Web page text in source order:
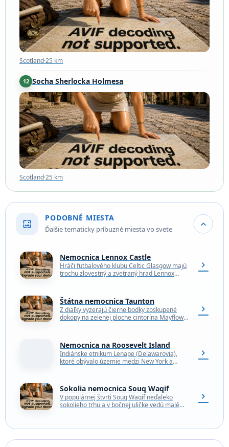
Scotland·25 km
12 Socha Sherlocka Holmesa
Scotland·25 km
Scotland·25 km
wallpaper
PODOBNÉ MIESTA
Ďalšie tematicky príbuzné miesta vo svete expand_more
Nemocnica Lennox Castle
Hráči futbalového klubu Celtic Glasgow majú
trochu zlovestný a zvetraný hrad Lennox
chevron_right
Štátna nemocnica Taunton
Z diaľky vyzerajú čierne bodky zoskupené
dokopy na zelenej ploche cintorína Mayflower
chevron_right
Nemocnica na Roosevelt Island
Indiánske etnikum Lenape (Delawarovia),
ktoré obývalo územie medzi New York a
…
chevron_right
Sokolia nemocnica Souq Waqif
V populárnej štvrti Souq Waqif neďaleko
sokolieho trhu a v bočnej uličke vedú malé
chevron_right